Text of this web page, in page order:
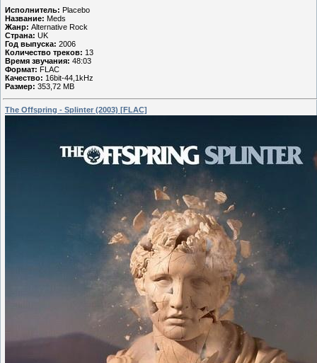
Исполнитель: Placebo
Название: Meds
Жанр: Alternative Rock
Страна: UK
Год выпуска: 2006
Количество треков: 13
Время звучания: 48:03
Формат: FLAC
Качество: 16bit-44,1kHz
Размер: 353,72 MB
The Offspring - Splinter (2003) [FLAC]